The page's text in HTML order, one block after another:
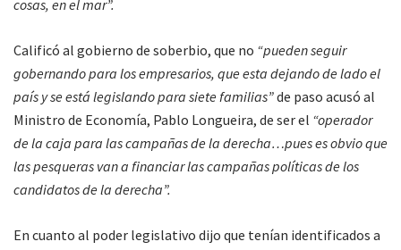
cosas, en el mar”.
Calificó al gobierno de soberbio, que no “pueden seguir
gobernando para los empresarios, que esta dejando de lado el
país y se está legislando para siete familias”de paso acusó al
Ministro de Economía, Pablo Longueira, de ser el “operador
de la caja para las campañas de la derecha…pues es obvio que
las pesqueras van a financiar las campañas políticas de los
candidatos de la derecha”.
En cuanto al poder legislativo dijo que tenían identificados a